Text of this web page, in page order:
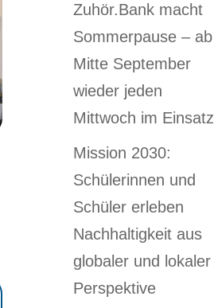
Zuhör.Bank macht
Sommerpause – ab
Mitte September
wieder jeden
Mittwoch im Einsatz
Mission 2030:
Schülerinnen und
Schüler erleben
Nachhaltigkeit aus
globaler und lokaler
Perspektive